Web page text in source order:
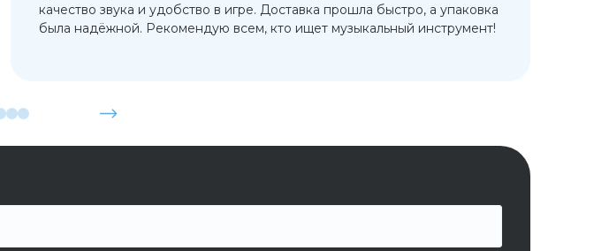
качество звука и удобство в игре. Доставка прошла быстро, а упаковка
была надёжной. Рекомендую всем, кто ищет музыкальный инструмент!